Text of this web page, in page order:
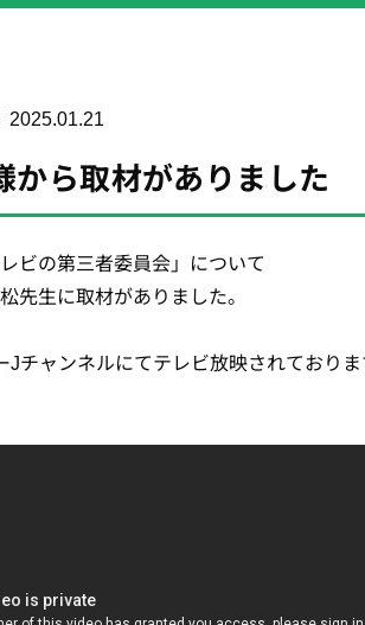
2025.01.21
から取材がありました
ビの第三者委員会」について
先生に取材がありました。
Jチャンネルにてテレビ放映されており